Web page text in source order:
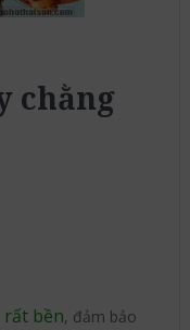
chằng
bền, đảm bảo